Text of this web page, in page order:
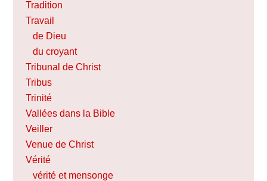
Tradition
Travail
de Dieu
du croyant
Tribunal de Christ
Tribus
Trinité
Vallées dans la Bible
Veiller
Venue de Christ
Vérité
vérité et mensonge